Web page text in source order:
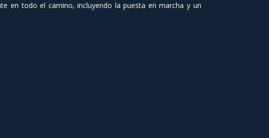
en todo el camino, incluyendo la puesta en marcha y un